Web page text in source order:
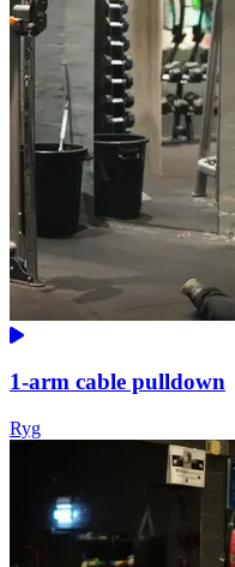
1-arm cable pulldown
Ryg